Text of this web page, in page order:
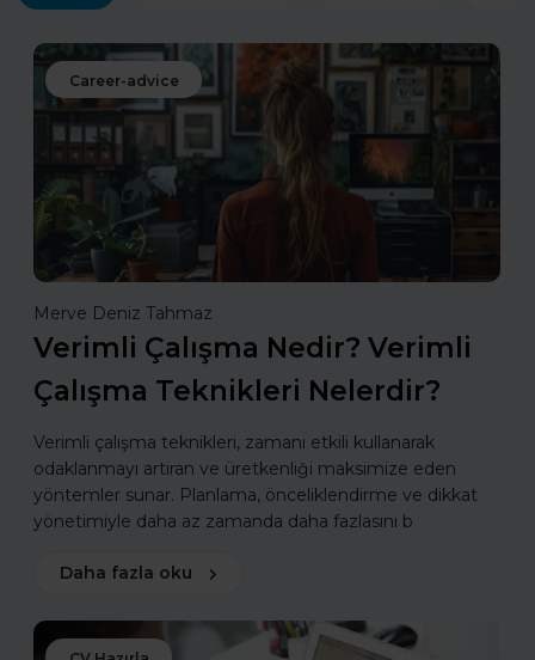
Career-advice
Merve Deniz Tahmaz
Verimli Çalışma Nedir? Verimli
Çalışma Teknikleri Nelerdir?
Verimli çalışma teknikleri, zamanı etkili kullanarak
odaklanmayı artıran ve üretkenliği maksimize eden
yöntemler sunar. Planlama, önceliklendirme ve dikkat
yönetimiyle daha az zamanda daha fazlasını b
Daha fazla oku